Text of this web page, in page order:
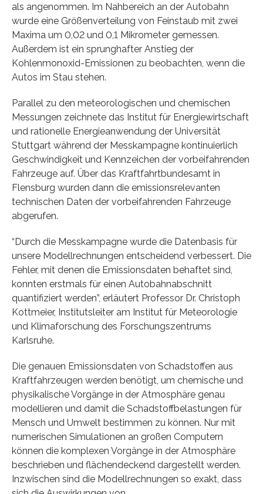
als angenommen. Im Nahbereich an der Autobahn
wurde eine Größenverteilung von Feinstaub mit zwei
Maxima um 0,02 und 0,1 Mikrometer gemessen.
Außerdem ist ein sprunghafter Anstieg der
Kohlenmonoxid-Emissionen zu beobachten, wenn die
Autos im Stau stehen.
Parallel zu den meteorologischen und chemischen
Messungen zeichnete das Institut für Energiewirtschaft
und rationelle Energieanwendung der Universität
Stuttgart während der Messkampagne kontinuierlich
Geschwindigkeit und Kennzeichen der vorbeifahrenden
Fahrzeuge auf. Über das Kraftfahrtbundesamt in
Flensburg wurden dann die emissionsrelevanten
technischen Daten der vorbeifahrenden Fahrzeuge
abgerufen.
“Durch die Messkampagne wurde die Datenbasis für
unsere Modellrechnungen entscheidend verbessert. Die
Fehler, mit denen die Emissionsdaten behaftet sind,
konnten erstmals für einen Autobahnabschnitt
quantifiziert werden”, erläutert Professor Dr. Christoph
Kottmeier, Institutsleiter am Institut für Meteorologie
und Klimaforschung des Forschungszentrums
Karlsruhe.
Die genauen Emissionsdaten von Schadstoffen aus
Kraftfahrzeugen werden benötigt, um chemische und
physikalische Vorgänge in der Atmosphäre genau
modellieren und damit die Schadstoffbelastungen für
Mensch und Umwelt bestimmen zu können. Nur mit
numerischen Simulationen an großen Computern
können die komplexen Vorgänge in der Atmosphäre
beschrieben und flächendeckend dargestellt werden.
Inzwischen sind die Modellrechnungen so exakt, dass